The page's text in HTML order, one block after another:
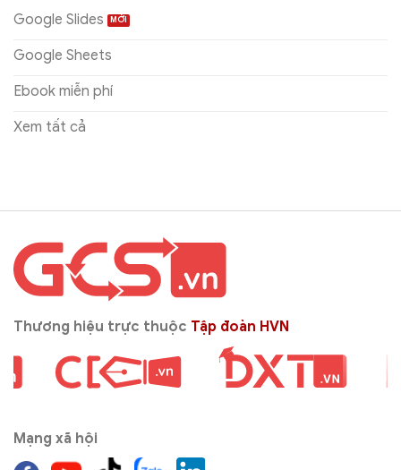
Google Slides
Google Sheets
Ebook miễn phí
Xem tất cả
Thương hiệu trực thuộc Tập đoàn HVN
Mạng xã hội